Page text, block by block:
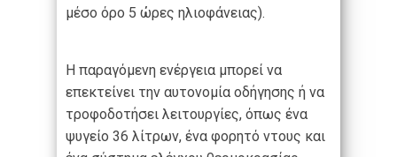
μέσο όρο 5 ώρες ηλιοφάνειας).
Η παραγόμενη ενέργεια μπορεί να
επεκτείνει την αυτονομία οδήγησης ή να
τροφοδοτήσει λειτουργίες, όπως ένα
ψυγείο 36 λίτρων, ένα φορητό ντους και